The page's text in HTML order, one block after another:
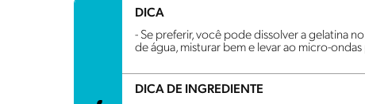
DICA
- Se preferir, você pode dissolver a gelatina
de água, misturar bem e levar ao micro-
DICA DE INGREDIENTE